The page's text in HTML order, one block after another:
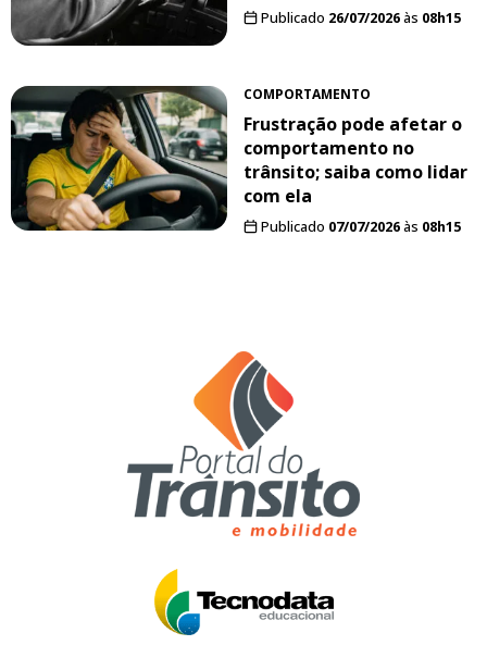
Publicado 26/07/2026às 08h15
COMPORTAMENTO
Frustração pode afetar o
comportamento no
trânsito; saiba como lidar
com ela
Publicado 07/07/2026às 08h15